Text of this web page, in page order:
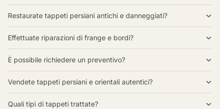
Restaurate tappeti persiani antichi e danneggiati?
Effettuate riparazioni di frange e bordi?
È possibile richiedere un preventivo?
Vendete tappeti persiani e orientali autentici?
Quali tipi di tappeti trattate?